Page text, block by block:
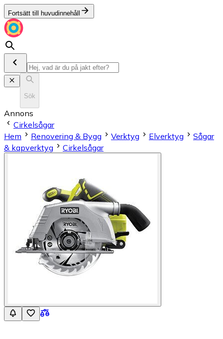
Fortsätt till huvudinnehåll
Sök
Annons
Cirkelsågar
Hem
Renovering & Bygg Verktyg Elverktyg
Sågar
& kapverktyg
Cirkelsågar